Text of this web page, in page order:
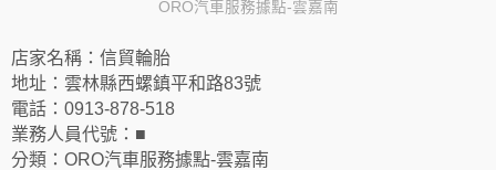
ORO汽車服務據點-雲嘉南
店家名稱：信貿輪胎
地址：雲林縣西螺鎮平和路83號
電話：0913-878-518
業務人員代號：■
分類：ORO汽車服務據點-雲嘉南